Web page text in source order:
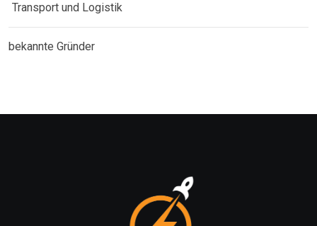
Transport und Logistik
bekannte Gründer